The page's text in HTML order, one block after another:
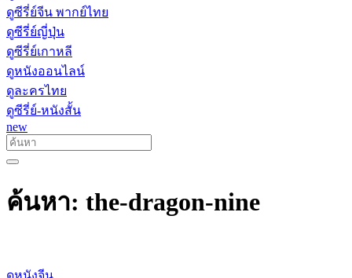
ดูซีรี่ย์จีน พากย์ไทย
ดูซีรี่ย์ญี่ปุ่น
ดูซีรี่ย์เกาหลี
ดูหนังออนไลน์
ดูละครไทย
ดูซีรี่ย์-หนังสั้น
new
ค้นหา: the-dragon-nine
ดูหนังจีน